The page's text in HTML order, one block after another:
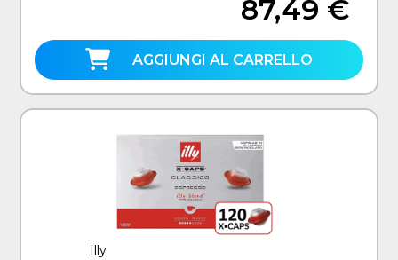
87,49 €
AGGIUNGI AL CARRELLO
Illy